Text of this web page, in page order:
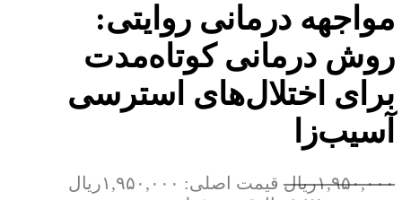
مواجهه‌ درمانی روایتی:
روش درمانی کوتاه‌مدت
برای اختلال‌های استرسی
آسیب‌زا
۱,۹۵۰,۰۰۰ریال
قیمت اصلی: ۱,۹۵۰,۰۰۰ریال